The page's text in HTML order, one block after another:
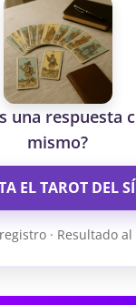
una respuesta
mismo?
EL TAROT DEL
· Resultado